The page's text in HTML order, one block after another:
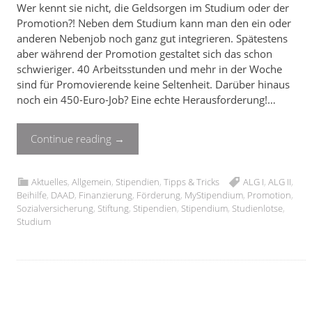
Wer kennt sie nicht, die Geldsorgen im Studium oder der
Promotion?! Neben dem Studium kann man den ein oder
anderen Nebenjob noch ganz gut integrieren. Spätestens
aber während der Promotion gestaltet sich das schon
schwieriger. 40 Arbeitsstunden und mehr in der Woche
sind für Promovierende keine Seltenheit. Darüber hinaus
noch ein 450-Euro-Job? Eine echte Herausforderung!…
Continue reading →
Aktuelles,Allgemein, Stipendien,Tipps & Tricks ALG I,ALG II,
Beihilfe, DAAD, Finanzierung, Förderung, MyStipendium, Promotion,
Sozialversicherung, Stiftung, Stipendien, Stipendium, Studienlotse,
Studium